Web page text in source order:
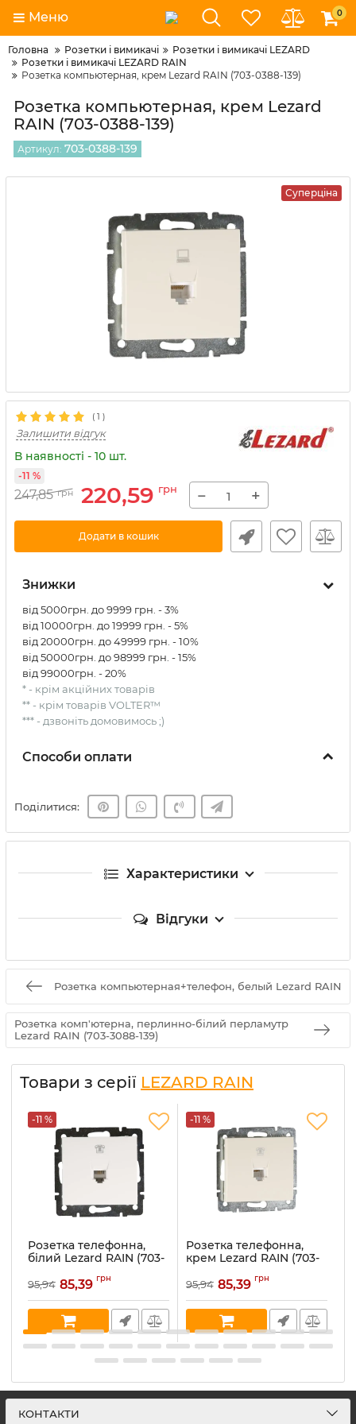
Меню 0
Головна Розетки і вимикачі
Розетки і вимикачі LEZARD
Розетки і вимикачі LEZARD RAIN
Розетка компьютерная, крем Lezard RAIN (703-0388-139)
Розетка компьютерная, крем Lezard
RAIN (703-0388-139)
Артикул: 703-0388-139
Суперціна
( 1 )
Залишити відгук
В наявності - 10 шт.
247,85 грн 220,59 грн
-11 %
− +
Додати в кошик
Знижки
від 5000грн. до 9999 грн. - 3%
від 10000грн. до 19999 грн. - 5%
від 20000грн. до 49999 грн. - 10%
від 50000грн. до 98999 грн. - 15%
від 99000грн. - 20%
* - крім акційних товарів
** - крім товарів VOLTER™
*** - дзвоніть домовимось ;)
Способи оплати
Поділитися:
Характеристики
Відгуки
Розетка компьютерная+телефон, белый Lezard RAIN
Розетка комп'ютерна, перлинно-білий перламутр
Lezard RAIN (703-3088-139)
Товари з серії LEZARD RAIN
-11 %
Розетка телефонна,
білий Lezard RAIN (703-
Артикул:703-0288-137
В наявності:2
95,94 85,39 грн
-11 %
Розетка телефонна,
крем Lezard RAIN (703-
Артикул:703-0388-137
В наявності:3
95,94 85,39 грн
КОНТАКТИ